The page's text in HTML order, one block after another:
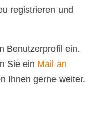
registrieren und
Benutzerprofil ein.
Sie ein Mail an
Ihnen gerne weiter.